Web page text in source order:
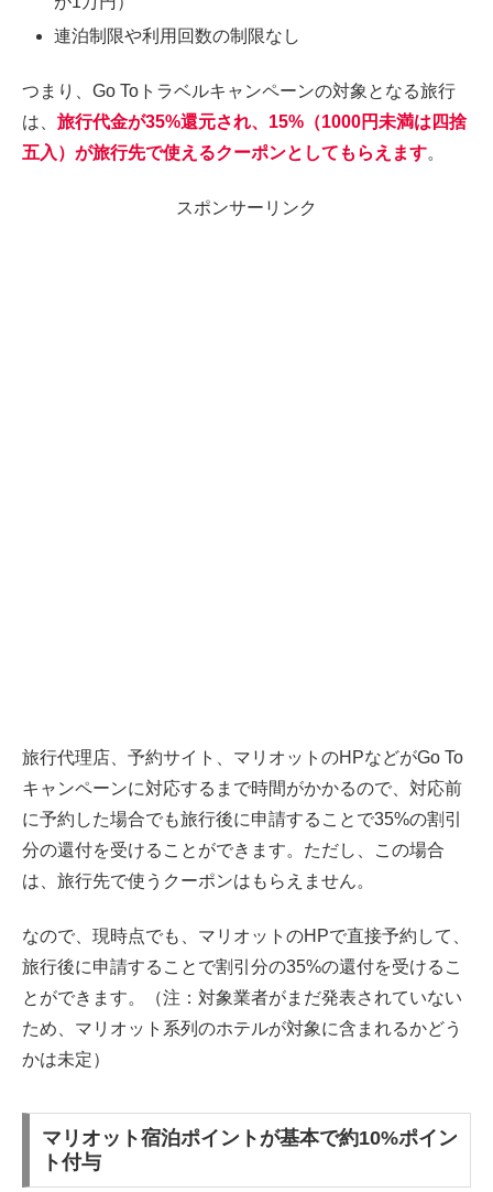
連泊制限や利用回数の制限なし
つまり、Go Toトラベルキャンペーンの対象となる旅行
は、 旅行代金が35%還元され、15%（1000円未満は四捨
五入）が旅行先で使えるクーポンとしてもらえます。
スポンサーリンク
旅行代理店、予約サイト、マリオットのHPなどがGo To
キャンペーンに対応するまで時間がかかるので、対応前
に予約した場合でも旅行後に申請することで35%の割引
分の還付を受けることができます。ただし、この場合
は、旅行先で使うクーポンはもらえません。
なので、現時点でも、マリオットのHPで直接予約して、
旅行後に申請することで割引分の35%の還付を受けるこ
とができます。（注：対象業者がまだ発表されていない
ため、マリオット系列のホテルが対象に含まれるかどう
かは未定）
マリオット宿泊ポイントが基本で約10%ポイン
ト付与